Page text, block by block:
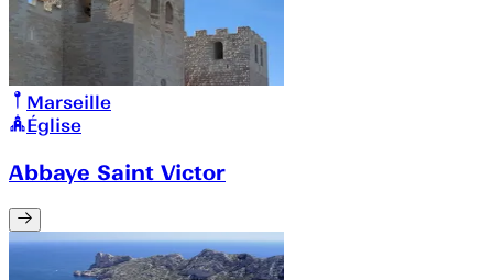
Marseille
Église
Abbaye Saint Victor